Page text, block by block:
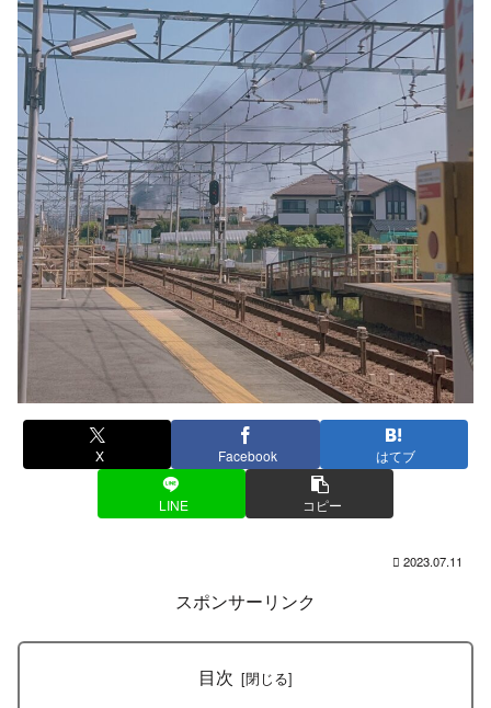
火事・火災